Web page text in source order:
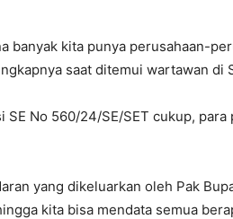
banyak kita punya perusahaan-
saat ditemui wartawan di
SE No 560/24/SE/SET cukup,
yang dikeluarkan oleh Pak
kita bisa mendata semua